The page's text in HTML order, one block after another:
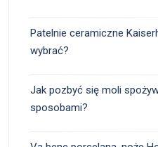
Patelnie ceramiczne
wybrać?
Jak pozbyć się moli
sposobami?